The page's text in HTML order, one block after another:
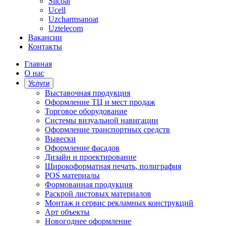
Ucell
Uzcharmsanoat
Uztelecom
Вакансии
Контакты
Главная
О нас
Услуги
Выставочная продукция
Оформление ТЦ и мест продаж
Торговое оборудование
Системы визуальной навигации
Оформление транспортных средств
Вывески
Оформление фасадов
Дизайн и проектирование
Широкоформатная печать, полиграфия
POS материалы
Формованная продукция
Раскрой листовых материалов
Монтаж и сервис рекламных конструкций
Арт объекты
Новогоднее оформление